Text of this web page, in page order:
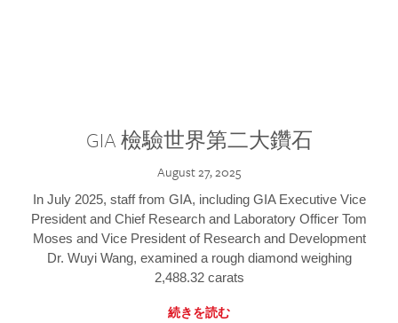
GIA 檢驗世界第二大鑽石
August 27, 2025
In July 2025, staff from GIA, including GIA Executive Vice
President and Chief Research and Laboratory Officer Tom
Moses and Vice President of Research and Development
Dr. Wuyi Wang, examined a rough diamond weighing
2,488.32 carats
続きを読む